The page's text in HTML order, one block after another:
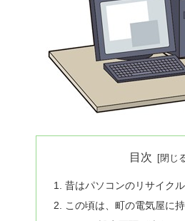
目次
昔はパソコンのリサイクル
この頃は、町の電気屋に